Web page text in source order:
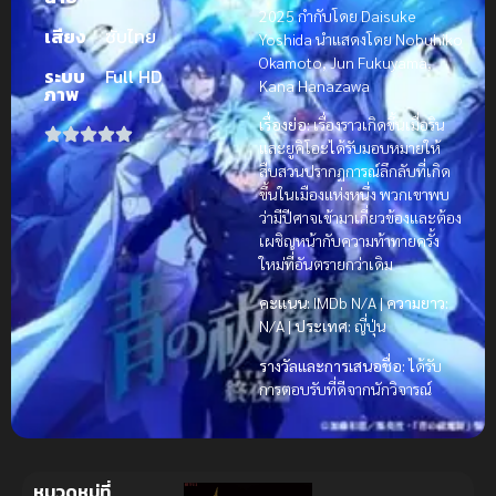
เสียง
ซับไทย
ระบบ
ภาพ
Full HD
2025 กำกับโดย Daisuke
Yoshida นำแสดงโดย Nobuhiko
Okamoto, Jun Fukuyama,
Kana Hanazawa
เรื่องย่อ:เรื่องราวเกิดขึ้นเมื่อริน
และยูคิโอะได้รับมอบหมายให้
สืบสวนปรากฏการณ์ลึกลับที่เกิด
ขึ้นในเมืองแห่งหนึ่ง พวกเขาพบ
ว่ามีปีศาจเข้ามาเกี่ยวข้องและต้อง
เผชิญหน้ากับความท้าทายครั้ง
ใหม่ที่อันตรายกว่าเดิม
คะแนน: IMDb N/A |ความยาว:
N/A |ประเทศ: ญี่ปุ่น
รางวัลและการเสนอชื่อ:ได้รับ
การตอบรับที่ดีจากนักวิจารณ์